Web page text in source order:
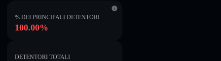
% DEI PRINCIPALI DETENTORI
100.00%
DETENTORI TOTALI